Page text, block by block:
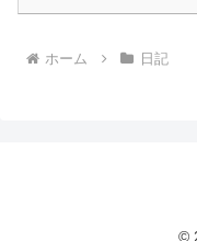
ホーム 日記
©